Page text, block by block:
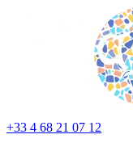
+33 4 68 21 07 12